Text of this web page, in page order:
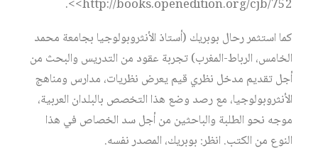
<http://books.openedition.org/cjb/752>.
كما استثمر رحال بوبريك (أستاذ الأنثروبولوجيا بجامعة محمد
الخامس، الرباط-المغرب) تجربة عقود من التدريس والبحث من
أجل تقديم مدخل نظري قيم يعرض نظريات، مدارس ومناهج
الأنثروبولوجيا، مع رصد وضع هذا التخصص بالبلدان العربية،
موجه نحو الطلبة والباحثين من أجل سد الخصاص في هذا
النوع من الكتب. انظر: بوبريك، المصدر نفسه.